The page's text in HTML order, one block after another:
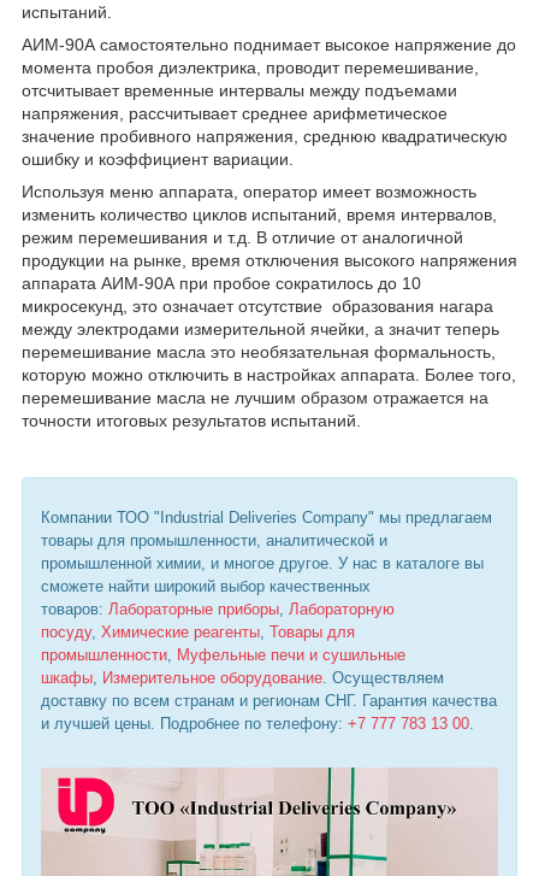
испытаний.
АИМ-90А самостоятельно поднимает высокое напряжение до
момента пробоя диэлектрика, проводит перемешивание,
отсчитывает временные интервалы между подъемами
напряжения, рассчитывает среднее арифметическое
значение пробивного напряжения, среднюю квадратическую
ошибку и коэффициент вариации.
Используя меню аппарата, оператор имеет возможность
изменить количество циклов испытаний, время интервалов,
режим перемешивания и т.д. В отличие от аналогичной
продукции на рынке, время отключения высокого напряжения
аппарата АИМ-90А при пробое сократилось до 10
микросекунд, это означает отсутствие образования нагара
между электродами измерительной ячейки, а значит теперь
перемешивание масла это необязательная формальность,
которую можно отключить в настройках аппарата. Более того,
перемешивание масла не лучшим образом отражается на
точности итоговых результатов испытаний.
Компании ТОО "Industrial Deliveries Company" мы предлагаем
товары для промышленности, аналитической и
промышленной химии, и многое другое. У нас в каталоге вы
сможете найти широкий выбор качественных
товаров: Лабораторные приборы Лабораторную
посуду, Химические реагенты Товары для
промышленности
Муфельные печи и сушильные
шкафы
Измерительное оборудование . Осуществляем
доставку по всем странам и регионам СНГ. Гарантия качества
и лучшей цены. Подробнее по телефону: +7 777 783 13 00